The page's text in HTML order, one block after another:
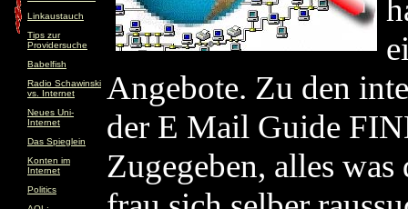
Linkaustauch
Tips zur
Providersuche
Babelfish
Radio Schawinski
vs. Internet
Neues Uni-
Internet
Das Spieglein
Konten im
Internet
Politics
Angebote. Zu den
der E Mail Guide
Zugegeben, alles